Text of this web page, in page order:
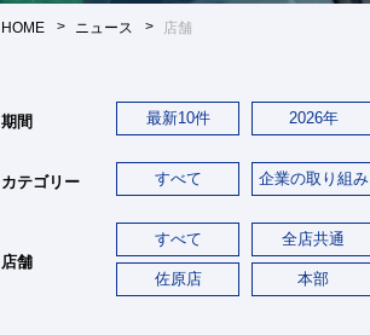
HOME ニュース 店舗
期間 最新10件 2026年
カテゴリー すべて 企業の取り組み
店舗
すべて 全店共通
佐原店 本部